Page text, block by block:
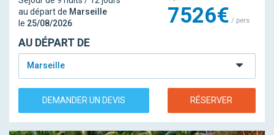
au départ de Marseille
le 25/08/2026 7526€ / pers
AU DÉPART DE
Marseille
DEMANDER UN DEVIS RÉSERVER